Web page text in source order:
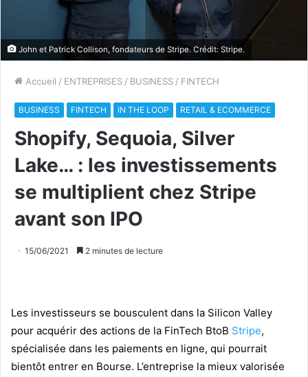
John et Patrick Collison, fondateurs de Stripe. Crédit: Stripe.
Accueil / ENTREPRISES / BUSINESS / FINTECH
BUSINESS FINTECH IN THE LOOP RETAIL & ECOMMERCE
Shopify, Sequoia, Silver
Lake… : les investissements
se multiplient chez Stripe
avant son IPO
15/06/2021 2 minutes de lecture
Les investisseurs se bousculent dans la Silicon Valley
pour acquérir des actions de la FinTech BtoB Stripe,
spécialisée dans les paiements en ligne, qui pourrait
bientôt entrer en Bourse. L’entreprise la mieux valorisée